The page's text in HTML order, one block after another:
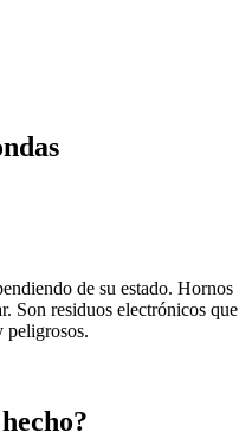
de su estado. Hornos
Son residuos electrónicos que
peligrosos.